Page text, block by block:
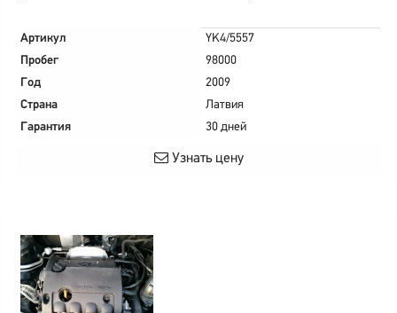
Артикул
YK4/5557
Пробег
98000
Год
2009
Страна
Латвия
Гарантия
30 дней
Узнать цену